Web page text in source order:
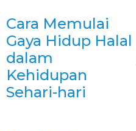
Cara Memulai
Gaya Hidup Halal
dalam
Kehidupan
Sehari-hari